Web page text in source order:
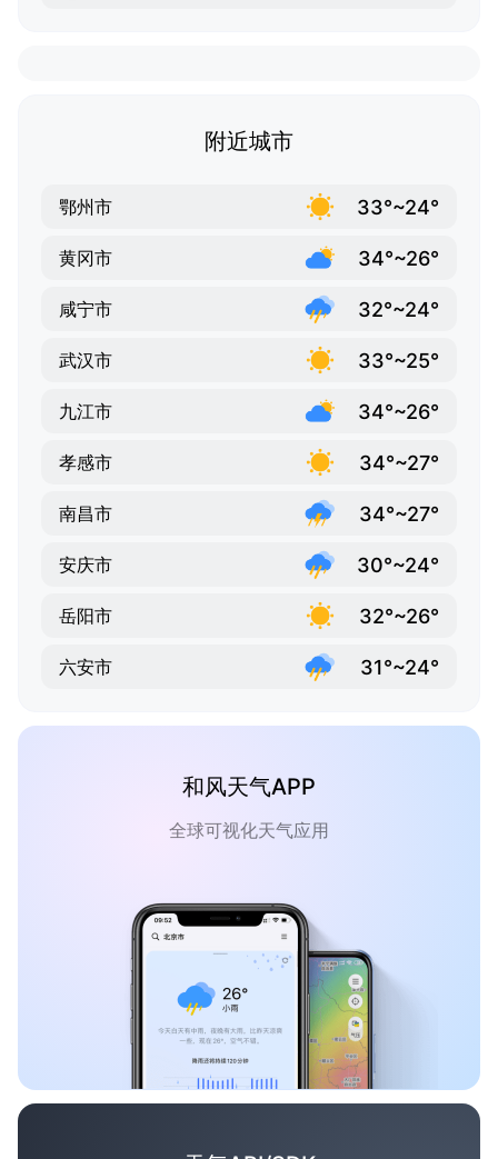
附近城市
鄂州市 33°~24°
黄冈市 34°~26°
咸宁市 32°~24°
武汉市 33°~25°
九江市 34°~26°
孝感市 34°~27°
南昌市 34°~27°
安庆市 30°~24°
岳阳市 32°~26°
六安市 31°~24°
和风天气APP
全球可视化天气应用